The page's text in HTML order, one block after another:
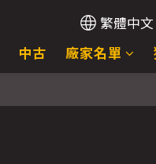
繁體中文
中古 廠家名單